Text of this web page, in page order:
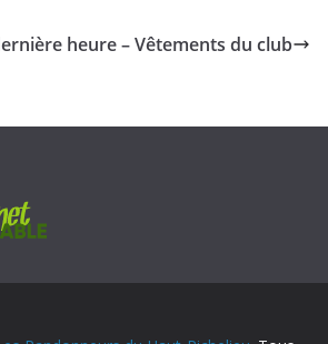
heure – Vêtements du club